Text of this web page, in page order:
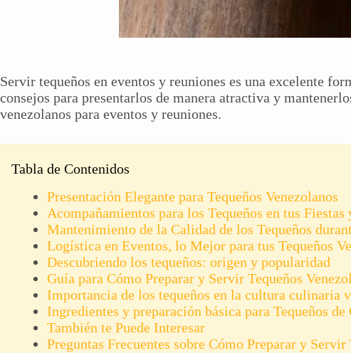
Servir tequeños en eventos y reuniones es una excelente
consejos para presentarlos de manera atractiva y
venezolanos para eventos y reuniones.
Tabla de Contenidos
Presentación Elegante para Tequeños Venezolanos
Acompañamientos para los Tequeños en tus Fiestas
Mantenimiento de la Calidad de los Tequeños
Logística en Eventos, lo Mejor para tus Tequeños
Descubriendo los tequeños: origen y popularidad
Guía para Cómo Preparar y Servir Tequeños
Importancia de los tequeños en la cultura culinaria
Ingredientes y preparación básica para Tequeños de
También te Puede Interesar
Preguntas Frecuentes sobre Cómo Preparar y